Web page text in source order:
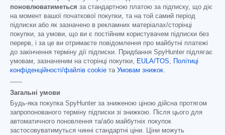
поновлюватиметься за стандартною платою за підписку, що діє
на момент вашої початкової покупки, та на той самий період
підписки або як зазначено в рекламних матеріалах/сторінці
покупки, за умови, що ви є постійним користувачем підписки без
перерв, і за це ви отримаєте повідомлення про майбутні платежі
до закінчення терміну дії підписки. Придбання SpyHunter підлягає
умовам, зазначеним на сторінці покупки, EULA/TOS,
Політиці
конфіденційності/файлів cookie та Умовам знижок.
------
Загальні умови
Будь-яка покупка SpyHunter за зниженою ціною дійсна протягом
запропонованого терміну підписки зі знижкою. Після цього для
автоматичного поновлення та/або майбутніх покупок
застосовуватимуться чинні стандартні ціни. Ціни можуть